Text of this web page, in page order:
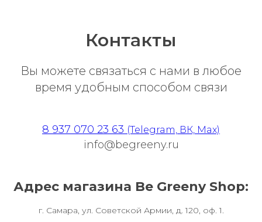
Контакты
Вы можете связаться с нами в любое
время удобным способом связи
8 937 070 23 63 (Telegram, ВК, Max)
info@begreeny.ru
Адрес магазина Be Greeny Shop:
г. Самара, ул. Советской Армии, д. 120, оф. 1.